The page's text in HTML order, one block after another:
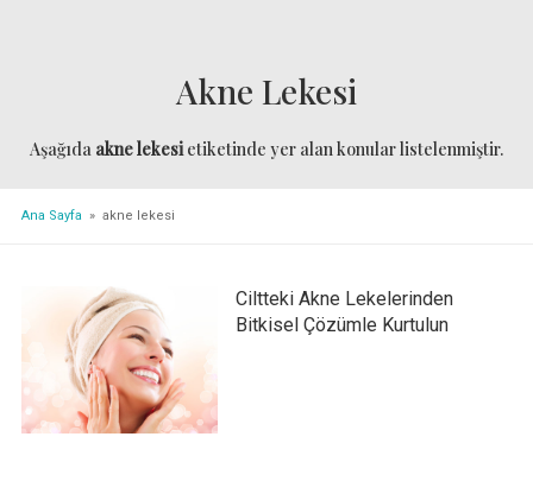
Akne Lekesi
Aşağıda akne lekesietiketinde yer alan konular listelenmiştir.
Ana Sayfa » akne lekesi
Ciltteki Akne Lekelerinden
Bitkisel Çözümle Kurtulun